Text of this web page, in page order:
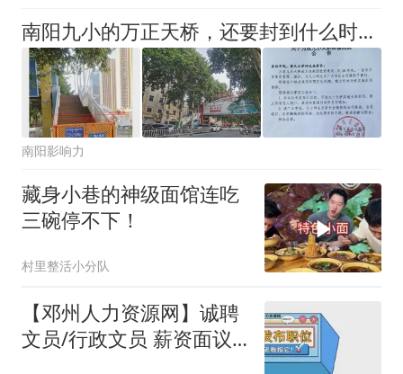
南阳九小的万正天桥，还要封到什么时候？
南阳影响力
藏身小巷的神级面馆连吃
三碗停不下！
村里整活小分队
【邓州人力资源网】诚聘
文员/行政文员 薪资面议